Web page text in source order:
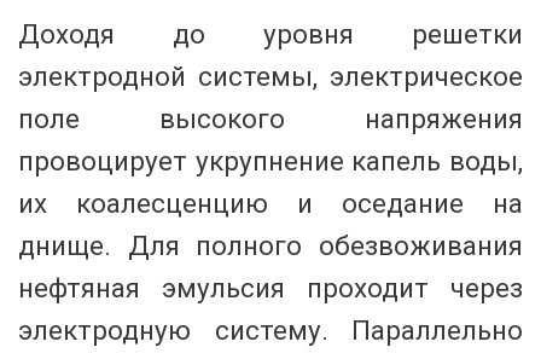
Доходя до уровня решетки
электродной системы, электрическое
поле высокого напряжения
провоцирует укрупнение капель воды,
их коалесценцию и оседание на
днище. Для полного обезвоживания
нефтяная эмульсия проходит через
электродную систему. Параллельно